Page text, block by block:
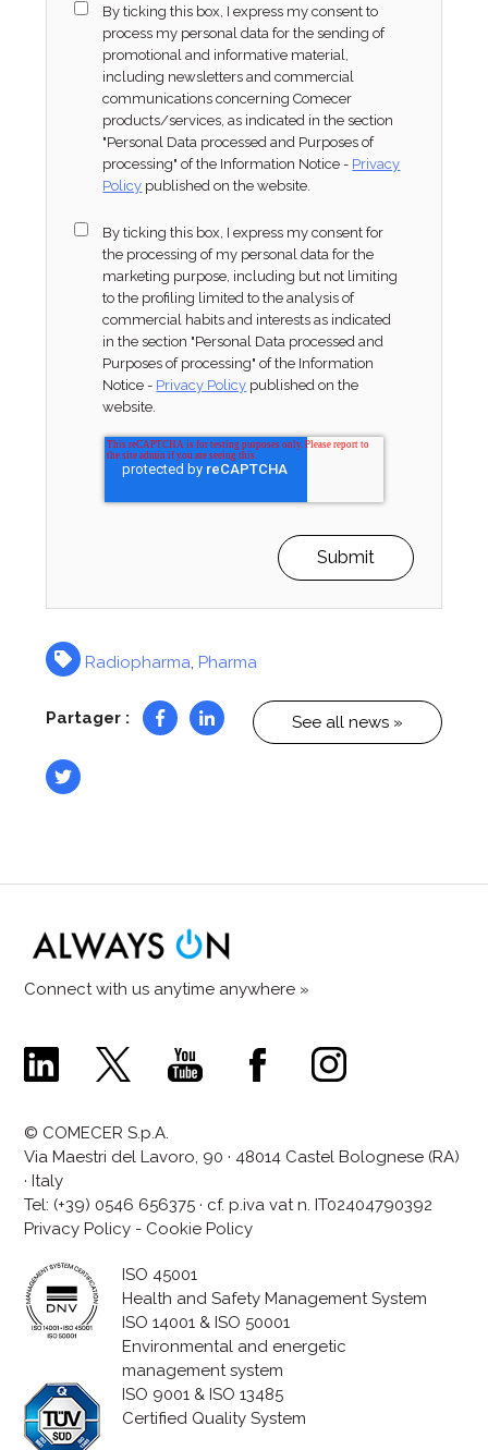
By ticking this box, I express my consent to
process my personal data for the sending of
promotional and informative material,
including newsletters and commercial
communications concerning Comecer
products/services, as indicated in the section
"Personal Data processed and Purposes of
processing" of the Information Notice - Privacy
Policy published on the website.
By ticking this box, I express my consent for
the processing of my personal data for the
marketing purpose, including but not limiting
to the profiling limited to the analysis of
commercial habits and interests as indicated
in the section "Personal Data processed and
Purposes of processing" of the Information
Notice - Privacy Policy published on the
website.
Radiopharma, Pharma
See all news »
Partager :
Connect with us anytime anywhere »
Comecer
Linkedin
Comecer
X
Comecer
Youtube
Comecer
Facebook
Comecer
Instagram
© COMECER S.p.A.
Via Maestri del Lavoro, 90 · 48014 Castel Bolognese (RA)
· Italy
Tel: (+39) 0546 656375 · cf. p.iva vat n. IT02404790392
Privacy Policy - Cookie Policy
ISO 45001
Health and Safety Management System
ISO 14001 & ISO 50001
Environmental and energetic
management system
ISO 9001 & ISO 13485
Certified Quality System